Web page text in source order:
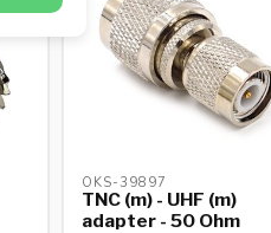
OKS-39897
TNC (m) - UHF (m)
adapter - 50 Ohm